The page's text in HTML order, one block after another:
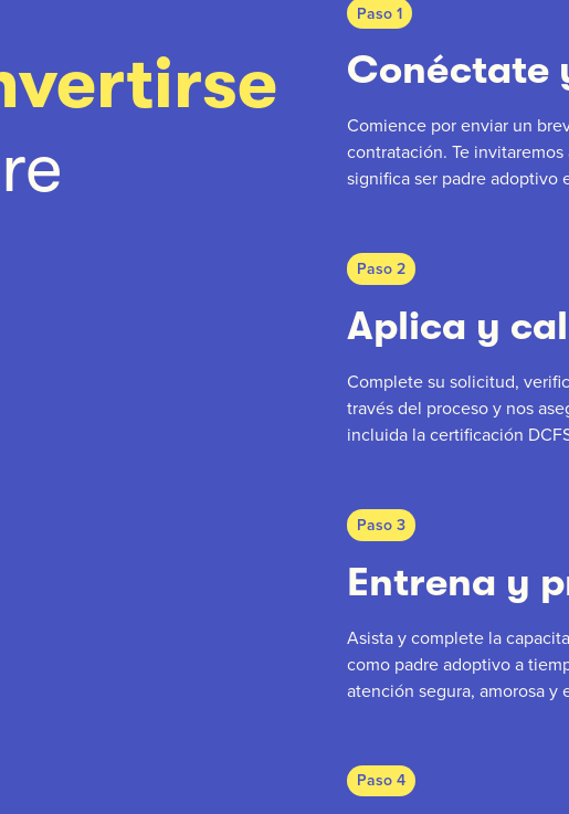
Paso 1
Conéctate
Comience por enviar un
contratación. Te
significa ser padre adoptivo
Paso 2
Aplica y
Complete su solicitud,
través del proceso y nos
incluida la certificación
Paso 3
Entrena y
Asista y complete la
como padre adoptivo a
atención segura, amorosa y
Paso 4